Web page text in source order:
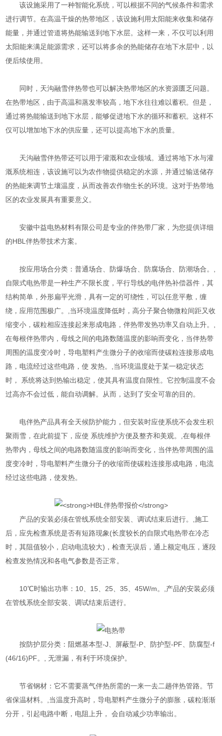
该设施采用了一种智能化系统，可以根据不同的气候条件和需求
进行调节。在高温干燥的热带地区，该设施利用太阳能来收集和储存
能量，并通过管道将热能输送到地下水层。这样一来，不仅可以利用
太阳能来满足能源需求，还可以将多余的热能储存在地下水层中，以
便后续使用。
同时，天沟融雪伴热带也可以解决热带地区的水资源匮乏问题。
在热带地区，由于高温和蒸发率较高，地下水往往难以蓄积。但是，
通过将热能输送到地下水层，能够促进地下水的循环和蓄积。这样不
仅可以增加地下水的供应量，还可以提高地下水的质量。
天沟融雪伴热带还可以用于灌溉和农业领域。通过将地下水与灌
溉系统相连，该设施可以为农作物提供稳定的水源，并通过输送储存
的热能来调节土壤温度，从而改善农作物生长的环境。这对于热带地
区的农业发展具有重要意义。
安徽中益电热材料有限公司是专业的伴热带厂家，为您提供详细
的HBL伴热带技术方案。
按应用场合分类：普通场合、防爆场合、防腐场合、防潮场合。,
自限式电热带是一种生产不限长度，平行导线的电伴热补偿器件，其
结构简单，外形扁平光滑，具有一定的可绕性，可以任意平敷，缠
绕，应用范围极广。,当环境温度降低时，高分子聚合物微粒间距又收
缩变小，碳粒相应连接起来形成电路，伴热带发热功率又自动上升。,
在每根伴热带内，母线之间的电路数随温度的影响而变化，当伴热带
周围的温度变冷时，导电塑料产生微分子的收缩而使碳粒连接形成电
路，电流经过这些电路，使 发热。,当环境温度处于某一稳定状态
时， 系统将达到热输出稳定，使其具有温度自限性。它控制温度不会
过高亦不会过低，能自动调解。从而，达到了安全可靠的目的。
电伴热产品具有全天候防护能力，但安装时应使系统不会发生积
聚雨雪，在此前提下，应使 系统维护方便及整齐和美观。,在每根伴
热带内，母线之间的电路数随温度的影响而变化，当伴热带周围的温
度变冷时，导电塑料产生微分子的收缩而使碳粒连接形成电路，电流
经过这些电路，使发热。
产品的安装必须在管线系统全部安装、调试结束后进行。,施工
后，应先检查系统是否有短路现象(长度较长的自限式电热带在冷态
时，其阻值较小，启动电流较大)，检查无误后，通上额定电压，逐段
检查发热情况和各电气参数是否正常。
10℃时输出功率：10、15、25、35、45W/m。,产品的安装必须
在管线系统全部安装、调试结束后进行。
按防护层分类：阻燃基本型-J、屏蔽型-P、防护型-PF、防腐型-f
(46/16)PF。, 无泄漏，有利于环境保护。
节省钢材：它不需要蒸气伴热所需的一来一去二趟伴热管路。节
省保温材料。,当温度升高时，导电塑料产生微分子的膨胀，碳粒渐渐
分开，引起电路中断，电阻上升， 会自动减少功率输出。